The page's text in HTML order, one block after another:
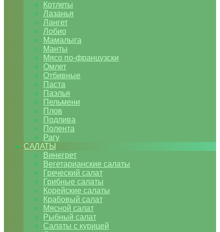
Котлеты
Лазанья
Лангет
Лобио
Мамалыга
Манты
Мясо по-французски
Омлет
Отбивные
Паста
Паэлья
Пельмени
Плов
Подлива
Полента
Рагу
САЛАТЫ
Винегрет
Вегетарианские салаты
Греческий салат
Грибные салаты
Корейские салаты
Крабовый салат
Мясной салат
Рыбный салат
Салаты с курицей